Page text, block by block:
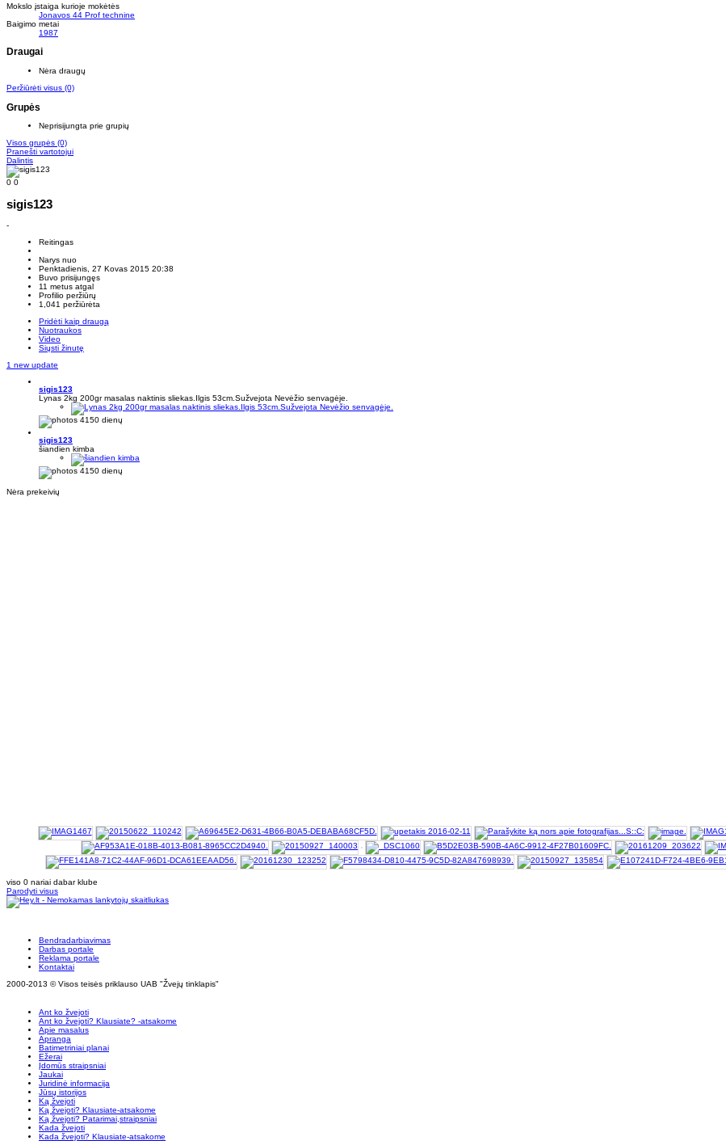
Mokslo įstaiga kurioje mokėtės
Jonavos 44 Prof technine
Baigimo metai
1987
Draugai
Nėra draugų
Peržiūrėti visus (0)
Grupės
Neprisijungta prie grupių
Visos grupės (0)
Pranešti vartotojui
Dalintis
0 0
sigis123
-
Reitingas
Narys nuo
Penktadienis, 27 Kovas 2015 20:38
Buvo prisijungęs
11 metus atgal
Profilio peržiūrų
1,041 peržiūrėta
Pridėti kaip draugą
Nuotraukos
Video
Siųsti žinutę
1 new update
sigis123
Lynas 2kg 200gr masalas naktinis sliekas.Ilgis 53cm.Sužvejota Nevėžio senvagėje.
4150 dienų
sigis123
šiandien kimba
4150 dienų
Nėra prekeivių
viso 0 nariai dabar klube
Parodyti visus
Bendradarbiavimas
Darbas portale
Reklama portale
Kontaktai
2000-2013 © Visos teisės priklauso UAB "Žvejų tinklapis"
Ant ko žvejoti
Ant ko žvejoti? Klausiate? -atsakome
Apie masalus
Apranga
Batimetriniai planai
Ežerai
Įdomūs straipsniai
Jaukai
Juridinė informacija
Jūsų istorijos
Ką žvejoti
Ką žvejoti? Klausiate-atsakome
Ką žvejoti? Patarimai,straipsniai
Kada žvejoti
Kada žvejoti? Klausiate-atsakome